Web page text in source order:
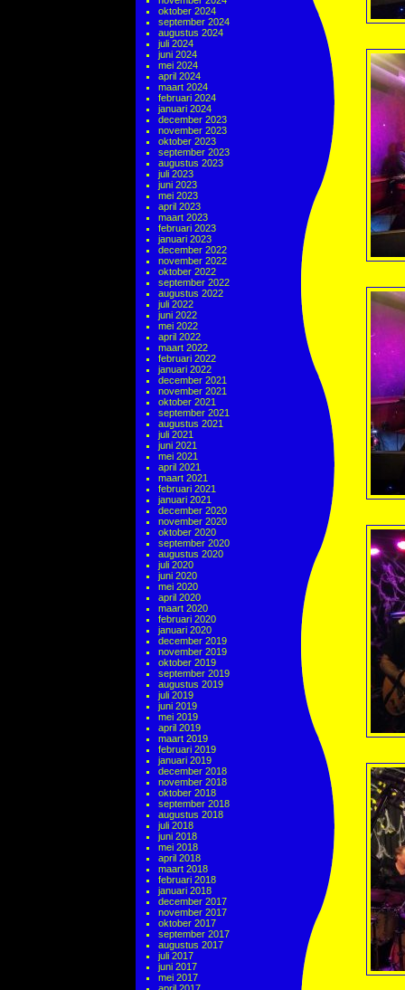
oktober 2024
september 2024
augustus 2024
juli 2024
juni 2024
mei 2024
april 2024
maart 2024
februari 2024
januari 2024
december 2023
november 2023
oktober 2023
september 2023
augustus 2023
juli 2023
juni 2023
mei 2023
april 2023
maart 2023
februari 2023
januari 2023
december 2022
november 2022
oktober 2022
september 2022
augustus 2022
juli 2022
juni 2022
mei 2022
april 2022
maart 2022
februari 2022
januari 2022
december 2021
november 2021
oktober 2021
september 2021
augustus 2021
juli 2021
juni 2021
mei 2021
april 2021
maart 2021
februari 2021
januari 2021
december 2020
november 2020
oktober 2020
september 2020
augustus 2020
juli 2020
juni 2020
mei 2020
april 2020
maart 2020
februari 2020
januari 2020
december 2019
november 2019
oktober 2019
september 2019
augustus 2019
juli 2019
juni 2019
mei 2019
april 2019
maart 2019
februari 2019
januari 2019
december 2018
november 2018
oktober 2018
september 2018
augustus 2018
juli 2018
juni 2018
mei 2018
april 2018
maart 2018
februari 2018
januari 2018
december 2017
november 2017
oktober 2017
september 2017
augustus 2017
juli 2017
juni 2017
mei 2017